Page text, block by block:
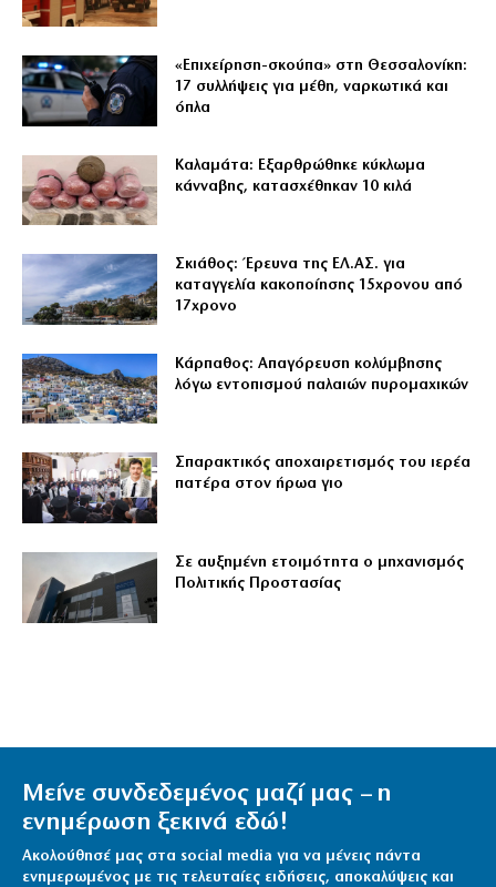
«Επιχείρηση-σκούπα» στη Θεσσαλονίκη:
17 συλλήψεις για μέθη, ναρκωτικά και
όπλα
Καλαμάτα: Εξαρθρώθηκε κύκλωμα
κάνναβης, κατασχέθηκαν 10 κιλά
Σκιάθος: Έρευνα της ΕΛ.ΑΣ. για
καταγγελία κακοποίησης 15χρονου από
17χρονο
Κάρπαθος: Απαγόρευση κολύμβησης
λόγω εντοπισμού παλαιών πυρομαχικών
Σπαρακτικός αποχαιρετισμός του ιερέα
πατέρα στον ήρωα γιο
Σε αυξημένη ετοιμότητα ο μηχανισμός
Πολιτικής Προστασίας
Μείνε συνδεδεμένος μαζί μας – η
ενημέρωση ξεκινά εδώ!
Ακολούθησέ μας στα social media για να μένεις πάντα
ενημερωμένος με τις τελευταίες ειδήσεις, αποκαλύψεις και